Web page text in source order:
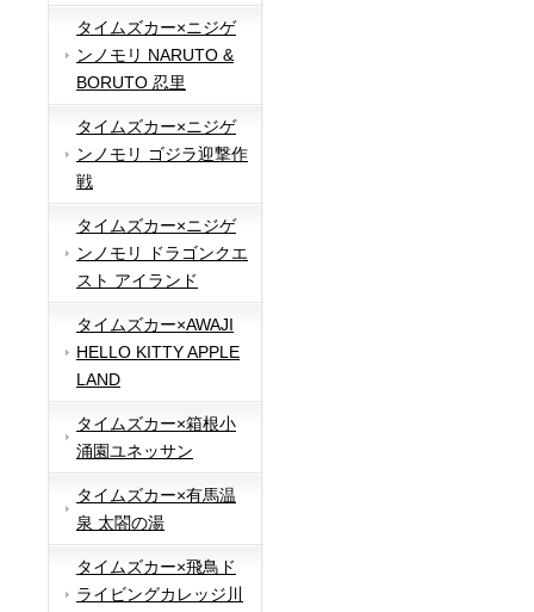
タイムズカー×ニジゲ
ンノモリ NARUTO &
BORUTO 忍里
タイムズカー×ニジゲ
ンノモリ ゴジラ迎撃作
戦
タイムズカー×ニジゲ
ンノモリ ドラゴンクエ
スト アイランド
タイムズカー×AWAJI
HELLO KITTY APPLE
LAND
タイムズカー×箱根小
涌園ユネッサン
タイムズカー×有馬温
泉 太閤の湯
タイムズカー×飛鳥ド
ライビングカレッジ川